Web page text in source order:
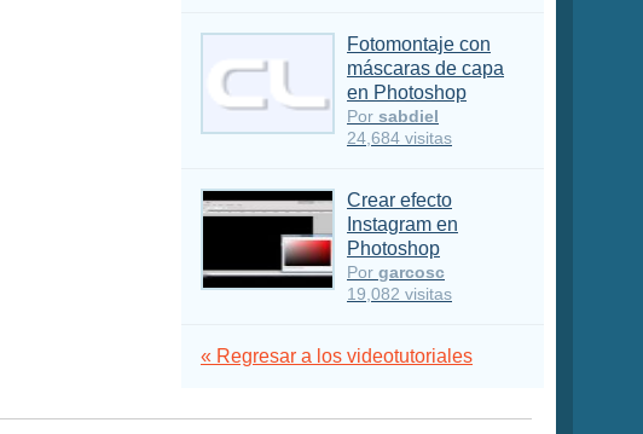
Fotomontaje con
máscaras de capa
en Photoshop
Por sabdiel
24,684 visitas
Crear efecto
Instagram en
Photoshop
Por garcosc
19,082 visitas
« Regresar a los videotutoriales